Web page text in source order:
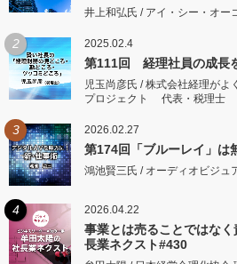
井上和弘氏 / アイ・シー・オー
2 2025.02.4
第111回 経理社員の成長
児玉尚彦氏 / 株式会社経理が
プロジェクト 代表・税理士
3 2026.02.27
第174回「ブルーレイ」は
鴻池賢三氏 / オーディオビジ
4 2026.04.22
事業とは売ることではな
長業ネクスト#430